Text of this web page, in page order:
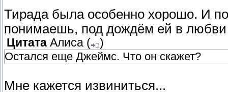
Тирада была особенно хорошо. И
понимаешь, под дождём ей в любви
Цитата Алиса (
)
Остался еще Джеймс. Что он скажет?
Мне кажется извиниться...